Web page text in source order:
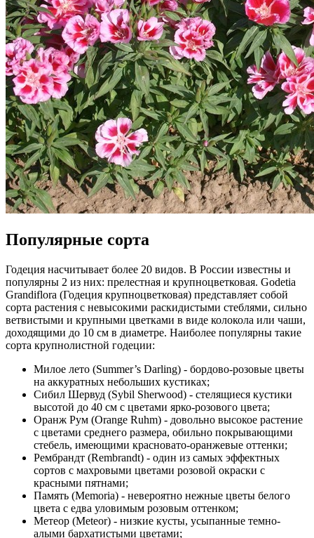
Популярные сорта
Годеция насчитывает более 20 видов. В России известны и
популярны 2 из них: прелестная и крупноцветковая. Godetia
Grandiflora (Годеция крупноцветковая) представляет собой
сорта растения с невысокими раскидистыми стеблями, сильно
ветвистыми и крупными цветками в виде колокола или чаши,
доходящими до 10 см в диаметре. Наиболее популярны такие
сорта крупнолистной годеции:
Милое лето (Summer’s Darling) - бордово-розовые цветы
на аккуратных небольших кустиках;
Сибил Шервуд (Sybil Sherwood) - стелящиеся кустики
высотой до 40 см с цветами ярко-розового цвета;
Оранж Рум (Orange Ruhm) - довольно высокое растение
с цветами среднего размера, обильно покрывающими
стебель, имеющими красновато-оранжевые оттенки;
Рембрандт (Rembrandt) - один из самых эффектных
сортов с махровыми цветами розовой окраски с
красными пятнами;
Память (Memoria) - невероятно нежные цветы белого
цвета с едва уловимым розовым оттенком;
Метеор (Meteor) - низкие кусты, усыпанные темно-
алыми бархатистыми цветами;